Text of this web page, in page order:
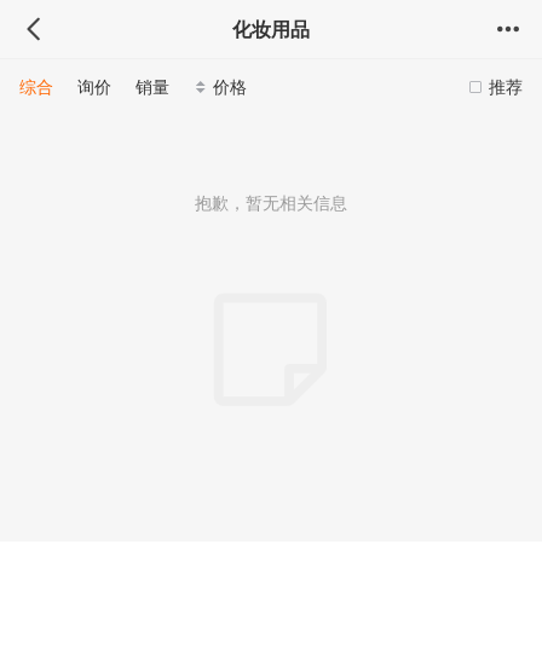
化妆用品
推荐
综合 询价 销量 价格
抱歉，暂无相关信息